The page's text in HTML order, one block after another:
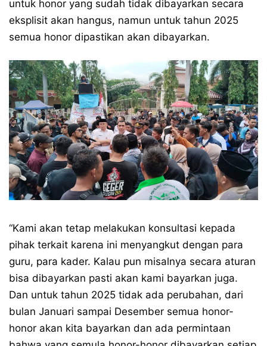
untuk honor yang sudah tidak dibayarkan secara
eksplisit akan hangus, namun untuk tahun 2025
semua honor dipastikan akan dibayarkan.
“Kami akan tetap melakukan konsultasi kepada
pihak terkait karena ini menyangkut dengan para
guru, para kader. Kalau pun misalnya secara aturan
bisa dibayarkan pasti akan kami bayarkan juga.
Dan untuk tahun 2025 tidak ada perubahan, dari
bulan Januari sampai Desember semua honor-
honor akan kita bayarkan dan ada permintaan